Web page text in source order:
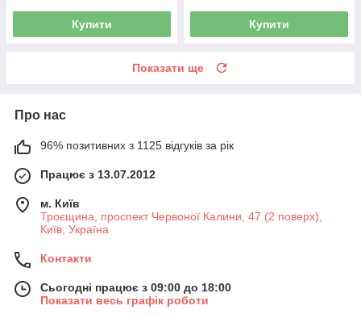
Купити Купити
Показати ще
Про нас
96% позитивних з 1125 відгуків за рік
Працює з 13.07.2012
м. Київ
Троєщина, проспект Червоної Калини, 47 (2 поверх),
Київ, Україна
Контакти
Сьогодні працює з 09:00 до 18:00
Показати весь графік роботи